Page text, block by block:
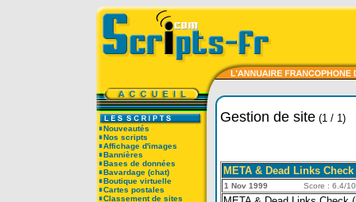
Nouveautés
Nos scripts
Affichage d'images
Bannières
Bases de données
Bavardage (chat)
Boutique virtuelle
Cartes postales
Classement de sites
Gestion de site(1 / 1)
META & Dead Links Check
1 Nov 1999 Score : 6.4/